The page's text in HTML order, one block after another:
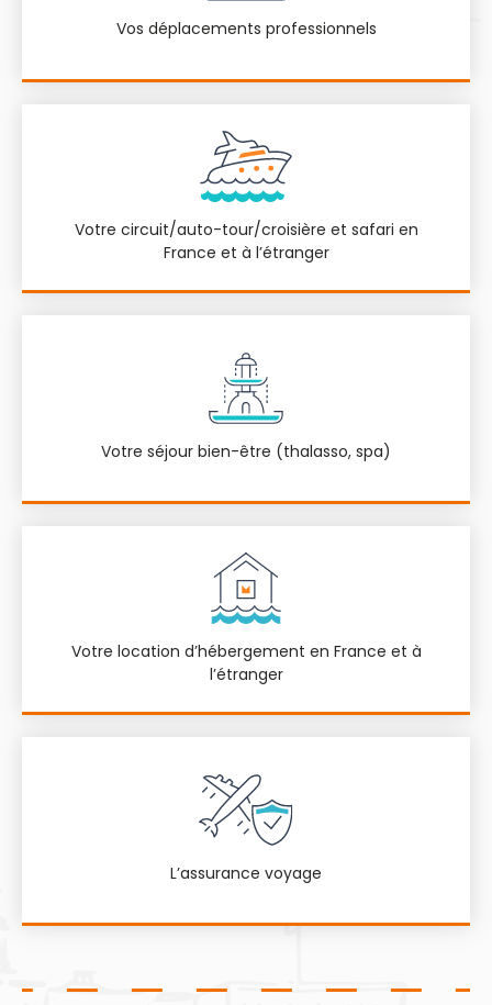
Vos déplacements professionnels
Votre circuit/auto-tour/croisière et safari en
France et à l’étranger
Votre séjour bien-être (thalasso, spa)
Votre location d’hébergement en France et à
l’étranger
L’assurance voyage